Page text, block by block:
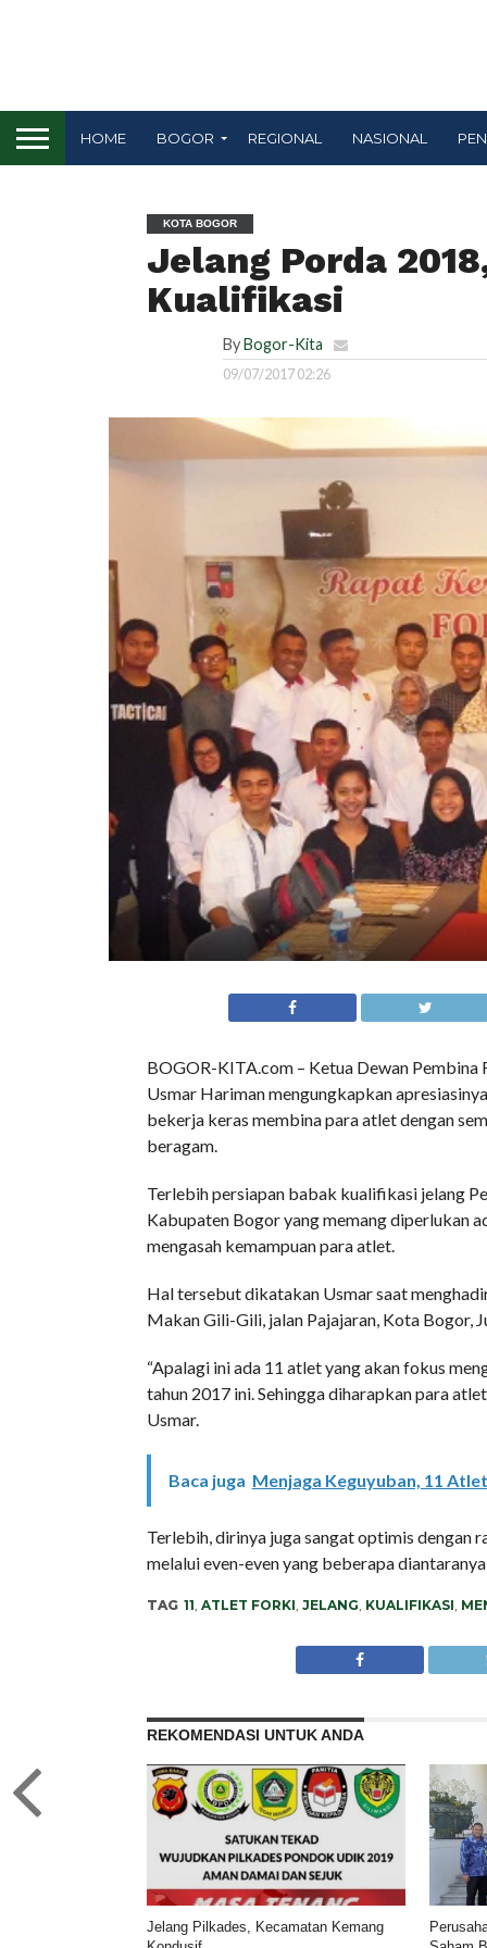
HOME BOGOR REGIONAL NASIONAL
KOTA BOGOR
Jelang Porda
Kualifikasi
ByBogor-Kita
09/07/2017 02:26
BOGOR-KITA.com – Ketua Dewan
Usmar Hariman mengungkapkan
bekerja keras membina para atlet dengan
beragam.
Terlebih persiapan babak kualifikasi jelang
Kabupaten Bogor yang memang diperlukan
mengasah kemampuan para atlet.
Hal tersebut dikatakan Usmar saat
Makan Gili-Gili, jalan Pajajaran, Kota Bogor,
“Apalagi ini ada 11 atlet yang akan fokus
tahun 2017 ini. Sehingga diharapkan para
Usmar.
Baca juga Menjaga Keguyuban, 11
Terlebih, dirinya juga sangat optimis dengan
melalui even-even yang beberapa
TAG 11, ATLET FORKI, JELANG, KUALIFIKASI,
REKOMENDASI UNTUK ANDA
Jelang Pilkades, Kecamatan Kemang